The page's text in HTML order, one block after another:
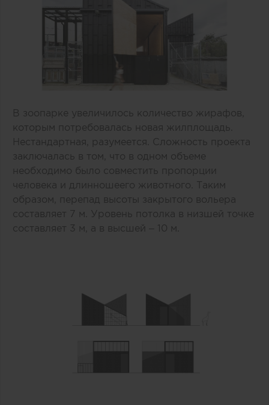
В зоопарке увеличилось количество жирафов,
которым потребовалась новая жилплощадь.
Нестандартная, разумеется. Сложность проекта
заключалась в том, что в одном объеме
необходимо было совместить пропорции
человека и длинношеего животного. Таким
образом, перепад высоты закрытого вольера
составляет 7 м. Уровень потолка в низшей точке
составляет 3 м, а в высшей – 10 м.